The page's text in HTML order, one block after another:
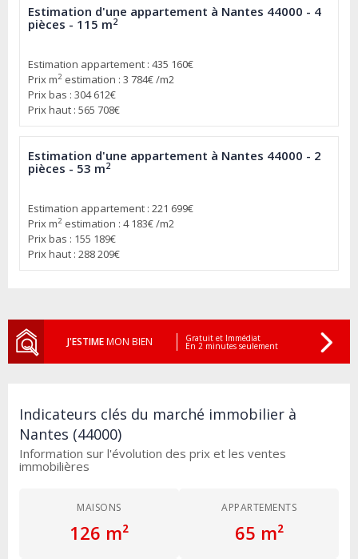
Estimation d'une appartement à Nantes 44000 - 4
pièces - 115 m2
Estimation appartement : 435 160€
Prix m2 estimation : 3 784€ /m2
Prix bas : 304 612€
Prix haut : 565 708€
Estimation d'une appartement à Nantes 44000 - 2
pièces - 53 m2
Estimation appartement : 221 699€
Prix m2 estimation : 4 183€ /m2
Prix bas : 155 189€
Prix haut : 288 209€
J'ESTIMEMON BIEN Gratuit et Immédiat
En 2 minutes seulement
Indicateurs clés du marché immobilier à
Nantes (44000)
Information sur l'évolution des prix et les ventes
immobilières
MAISONS
126 m²
APPARTEMENTS
65 m²